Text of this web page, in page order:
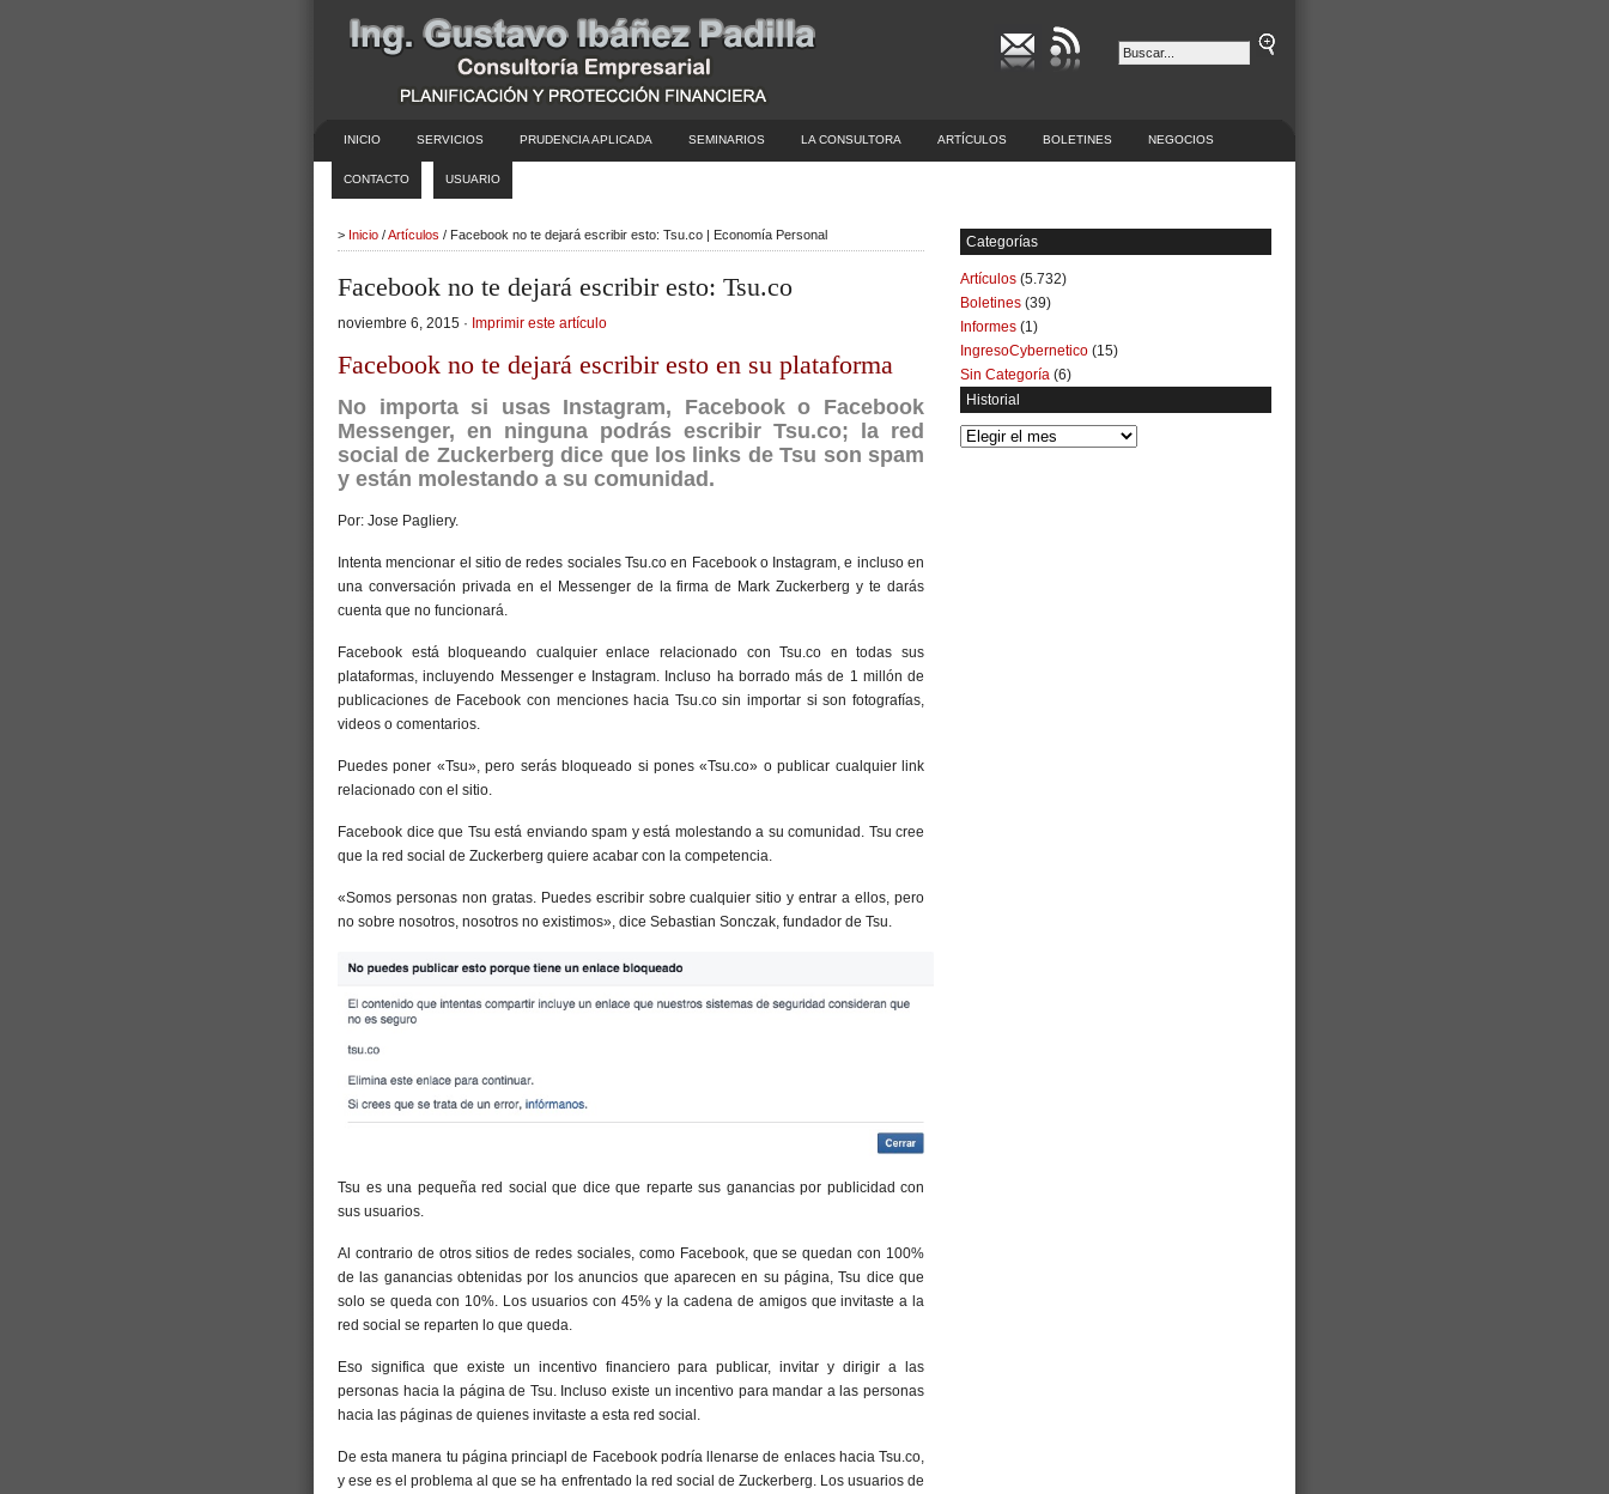
INICIO SERVICIOS PRUDENCIA APLICADA SEMINARIOS LA CONSULTORA ARTÍCULOS BOLETINES NEGOCIOS
CONTACTO USUARIO
> Inicio /Artículos / Facebook no te dejará escribir esto: Tsu.co | Economía Personal
Facebook no te dejará escribir esto: Tsu.co
noviembre 6, 2015 · Imprimir este artículo
Facebook no te dejará escribir esto en su plataforma
No importa si usas Instagram, Facebook o Facebook
Messenger, en ninguna podrás escribir Tsu.co; la red
social de Zuckerberg dice que los links de Tsu son spam
y están molestando a su comunidad.
Por: Jose Pagliery.
Intenta mencionar el sitio de redes sociales Tsu.co en Facebook o Instagram, e incluso en
una conversación privada en el Messenger de la firma de Mark Zuckerberg y te darás
cuenta que no funcionará.
Facebook está bloqueando cualquier enlace relacionado con Tsu.co en todas sus
plataformas, incluyendo Messenger e Instagram. Incluso ha borrado más de 1 millón de
publicaciones de Facebook con menciones hacia Tsu.co sin importar si son fotografías,
videos o comentarios.
Puedes poner «Tsu», pero serás bloqueado si pones «Tsu.co» o publicar cualquier link
relacionado con el sitio.
Facebook dice que Tsu está enviando spam y está molestando a su comunidad. Tsu cree
que la red social de Zuckerberg quiere acabar con la competencia.
«Somos personas non gratas. Puedes escribir sobre cualquier sitio y entrar a ellos, pero
no sobre nosotros, nosotros no existimos», dice Sebastian Sonczak, fundador de Tsu.
Tsu es una pequeña red social que dice que reparte sus ganancias por publicidad con
sus usuarios.
Al contrario de otros sitios de redes sociales, como Facebook, que se quedan con 100%
de las ganancias obtenidas por los anuncios que aparecen en su página, Tsu dice que
solo se queda con 10%. Los usuarios con 45% y la cadena de amigos que invitaste a la
red social se reparten lo que queda.
Eso significa que existe un incentivo financiero para publicar, invitar y dirigir a las
personas hacia la página de Tsu. Incluso existe un incentivo para mandar a las personas
hacia las páginas de quienes invitaste a esta red social.
De esta manera tu página princiapl de Facebook podría llenarse de enlaces hacia Tsu.co,
y ese es el problema al que se ha enfrentado la red social de Zuckerberg. Los usuarios de
Categorías
Artículos (5.732)
Boletines (39)
Informes (1)
IngresoCybernetico (15)
Sin Categoría (6)
Historial
Historial